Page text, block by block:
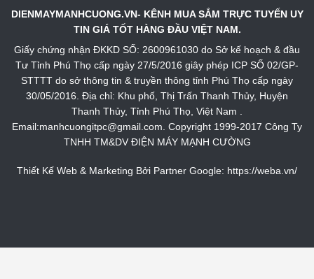
DIENMAYMANHCUONG.VN- KÊNH MUA SẮM TRỰC TUYẾN UY
TIN GIÁ TỐT HÀNG ĐẦU VIỆT NAM.
Giấy chứng nhận ĐKKD SỐ: 2600961030 do Sở kế hoạch & đầu
Tư Tỉnh Phú Thọ cấp ngày 27/5/2016 giây phép ICP SỐ 02/GP-
STTTT do sở thông tin & truyền thông tỉnh Phú Thọ cấp ngày
30/05/2016. Địa chỉ: Khu phố, Thị Trấn Thanh Thủy, Huyện
Thanh Thủy, Tỉnh Phú Thọ, Việt Nam .
Email:manhcuongitpc@gmail.com. Copyright 1999-2017 Công Ty
TNHH TM&DV ĐIỆN MÁY MẠNH CƯỜNG
Thiết Kế Web & Marketing Bởi Partner Google: https://weba.vn/